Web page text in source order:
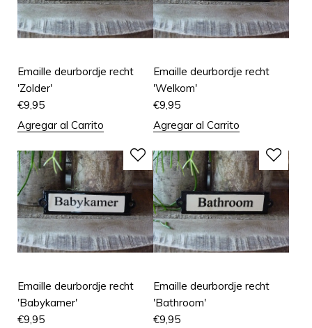
Emaille deurbordje recht
'Zolder'
€9,95
Agregar al Carrito
Emaille deurbordje recht
'Welkom'
€9,95
Agregar al Carrito
Emaille deurbordje recht
'Babykamer'
€9,95
Emaille deurbordje recht
'Bathroom'
€9,95